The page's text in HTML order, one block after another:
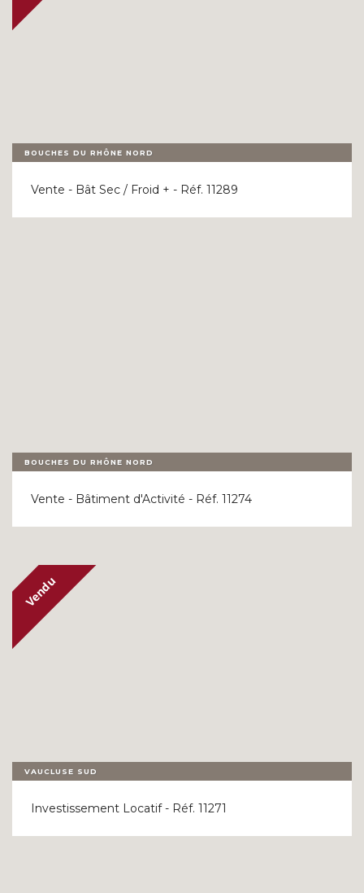
BOUCHES DU RHÔNE NORD
Vente - Bât Sec / Froid + - Réf. 11289
BOUCHES DU RHÔNE NORD
Vente - Bâtiment d'Activité - Réf. 11274
VAUCLUSE SUD
Investissement Locatif - Réf. 11271